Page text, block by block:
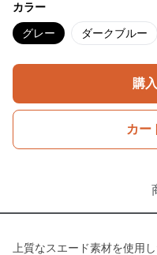
カラー
グレー ダークブルー
購
カー
上質なスエード素材を使用